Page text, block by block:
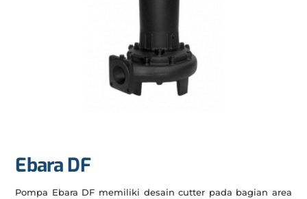
Ebara DF
Pompa Ebara DF memiliki desain cutter pada bagian area